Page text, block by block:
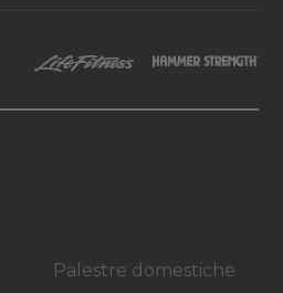
Palestre domestiche